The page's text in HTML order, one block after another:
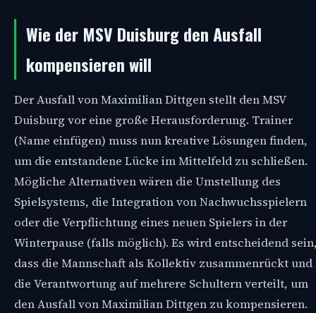
Wie der MSV Duisburg den Ausfall
kompensieren will
Der Ausfall von Maximilian Dittgen stellt den MSV
Duisburg vor eine große Herausforderung. Trainer
(Name einfügen) muss nun kreative Lösungen finden,
um die entstandene Lücke im Mittelfeld zu schließen.
Mögliche Alternativen wären die Umstellung des
Spielsystems, die Integration von Nachwuchsspielern
oder die Verpflichtung eines neuen Spielers in der
Winterpause (falls möglich). Es wird entscheidend
dass die Mannschaft als Kollektiv zusammenrückt und
die Verantwortung auf mehrere Schultern verteilt, um
den Ausfall von Maximilian Dittgen zu kompensieren.